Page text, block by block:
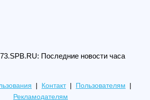
Последние новости часа
Контакт| Пользователям
Рекламодателям